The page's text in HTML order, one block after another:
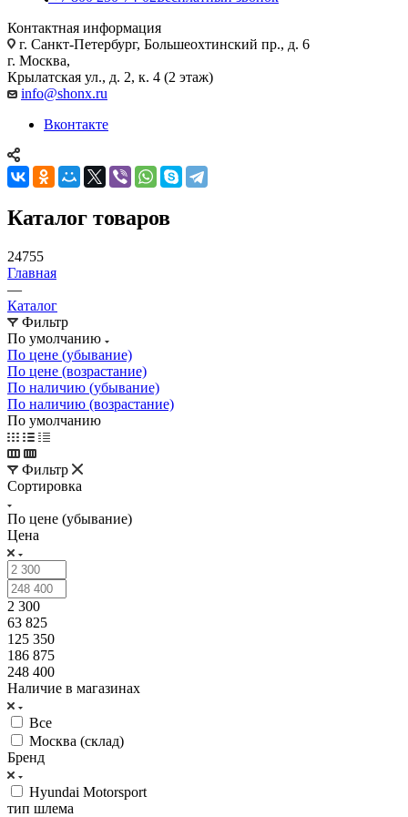
Контактная информация
г. Санкт-Петербург, Большеохтинский пр., д. 6
г. Москва,
Крылатская ул., д. 2, к. 4 (2 этаж)
info@shonx.ru
Вконтакте
Каталог товаров
24755
Главная
—
Каталог
Фильтр
По умолчанию
По цене (убывание)
По цене (возрастание)
По наличию (убывание)
По наличию (возрастание)
По умолчанию
Фильтр
Сортировка
По цене (убывание)
Цена
2 300
63 825
125 350
186 875
248 400
Наличие в магазинах
Все
Москва (склад)
Бренд
Hyundai Motorsport
тип шлема